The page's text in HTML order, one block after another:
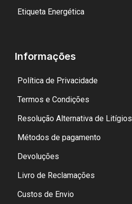
Etiqueta Energética
Informações
Política de Privacidade
Termos e Condições
Resolução Alternativa de Litígios
Métodos de pagamento
Devoluções
Livro de Reclamações
Custos de Envio